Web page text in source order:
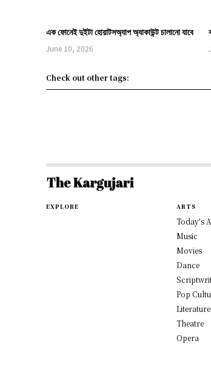
এক ফোনেই দুইটা হোয়াটসঅ্যাপ অ্যাকাউন্ট চালানো যাবে
June 10, 2026
Check out other tags:
EXPLORE ARTS
Today's
Music
Movies
Dance
Pop
Literature
Theatre
Opera